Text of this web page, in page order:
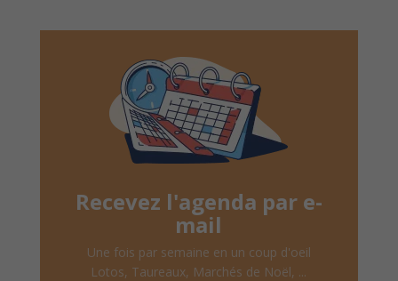
Recevez l'agenda par e-
mail
Une fois par semaine en un coup d'oeil
Lotos, Taureaux, Marchés de Noël, ...